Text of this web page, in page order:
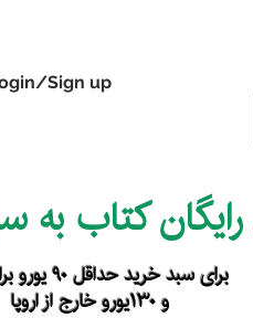
Sign up
کتاب به
برای سبد خرید حداقل ۹۰ یورو برای اروپا
و ۱۳۰یورو خارج از اروپا